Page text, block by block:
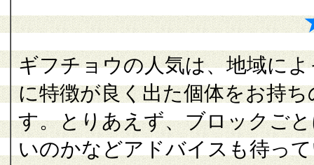
ギフチョウの人気は、地域に
に特徴が良く出た個体をお持
す。とりあえず、ブロックご
いのかなどアドバイスも待っ